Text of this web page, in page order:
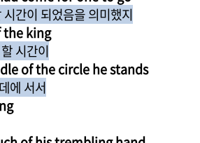
간이 되었음을 의미했지
king
시간이
of the circle he stands
에 서서